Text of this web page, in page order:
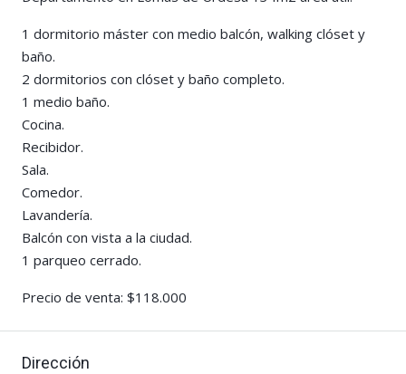
1 dormitorio máster con medio balcón, walking clóset y
baño.
2 dormitorios con clóset y baño completo.
1 medio baño.
Cocina.
Recibidor.
Sala.
Comedor.
Lavandería.
Balcón con vista a la ciudad.
1 parqueo cerrado.
Precio de venta: $118.000
Dirección